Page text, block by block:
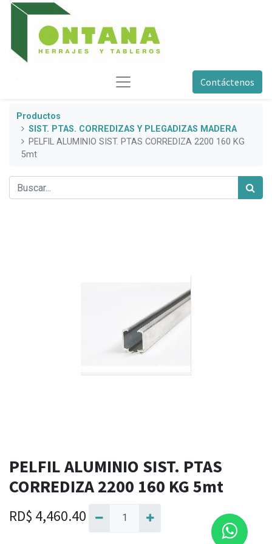
Contáctenos
Productos
SIST. PTAS. CORREDIZAS Y PLEGADIZAS MADERA
PELFIL ALUMINIO SIST. PTAS CORREDIZA 2200 160 KG
5mt
PELFIL ALUMINIO SIST. PTAS
CORREDIZA 2200 160 KG 5mt
RD$ 4,460.40